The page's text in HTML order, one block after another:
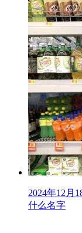
2024年12月
什么名字